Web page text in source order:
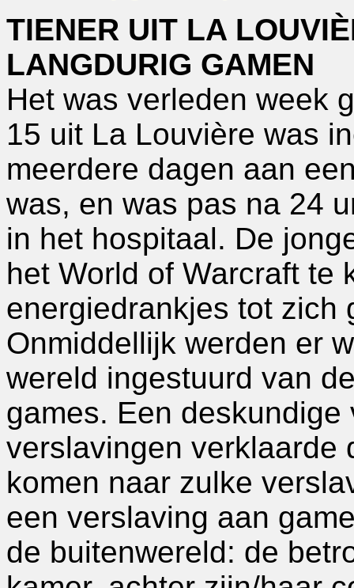
TIENER UIT LA
LANGDURIG GAMEN
Het was verleden week
15 uit La Louvière was
meerdere dagen aan
was, en was pas na 24
in het hospitaal. De
het World of Warcraft te
energiedrankjes tot zich
Onmiddellijk werden er
wereld ingestuurd van
games. Een
verslavingen verklaarde
komen naar zulke
een verslaving aan
de buitenwereld: de